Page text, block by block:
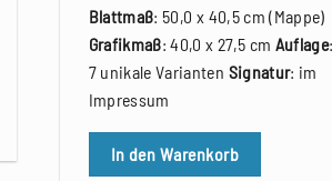
Blattmaß: 50,0 x 40,5 cm (Mappe)
Grafikmaß: 40,0 x 27,5 cm Auflage:
7 unikale Varianten Signatur: im
Impressum
In den Warenkorb